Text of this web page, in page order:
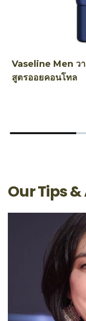
Vaseline Men ว
สูตรออยคอนโทล
Our Tips